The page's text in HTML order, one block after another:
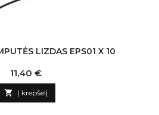
LIZDAS EPS01 X 10
Kaina
11,40 €
 Į krepšelį